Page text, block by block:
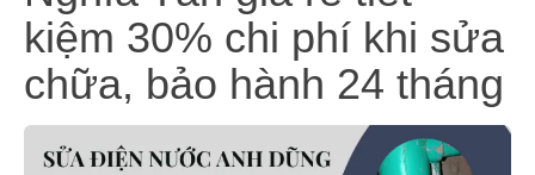
kiệm 30% chi phí khi sửa
chữa, bảo hành 24 tháng